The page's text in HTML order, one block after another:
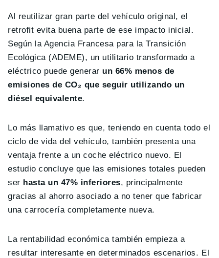
Al reutilizar gran parte del vehículo original, el
retrofit evita buena parte de ese impacto inicial.
Según la Agencia Francesa para la Transición
Ecológica (ADEME), un utilitario transformado a
eléctrico puede generar un 66% menos de
emisiones de CO₂ que seguir utilizando un
diésel equivalente.
Lo más llamativo es que, teniendo en cuenta todo el
ciclo de vida del vehículo, también presenta una
ventaja frente a un coche eléctrico nuevo. El
estudio concluye que las emisiones totales pueden
ser hasta un 47% inferiores, principalmente
gracias al ahorro asociado a no tener que fabricar
una carrocería completamente nueva.
La rentabilidad económica también empieza a
resultar interesante en determinados escenarios. El